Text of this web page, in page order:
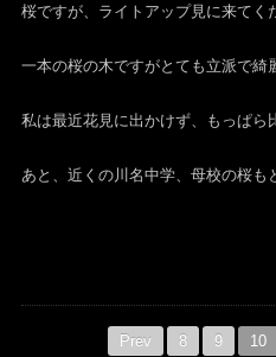
桜ですが、ライトアップ見に来てく
一本の桜の木ですがとても立派で綺
私は最近花見に出かけず、もっぱら
あと、近くの川名中学、母校の桜も
Prev 8 9 10